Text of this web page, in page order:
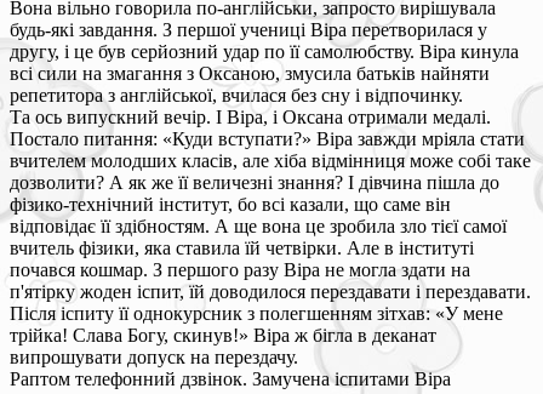
Вона вільно говорила по-англійськи, запросто вирішувала
будь-які завдання. З першої учениці Віра перетворилася у
другу, і це був серйозний удар по її самолюбству. Віра кинула
всі сили на змагання з Оксаною, змусила батьків найняти
репетитора з англійської, вчилася без сну і відпочинку.
Та ось випускний вечір. І Віра, і Оксана отримали медалі.
Постало питання: «Куди вступати?» Віра завжди мріяла стати
вчителем молодших класів, але хіба відмінниця може собі таке
дозволити? А як же її величезні знання? І дівчина пішла до
фізико-технічний інститут, бо всі казали, що саме він
відповідає її здібностям. А ще вона це зробила зло тієї самої
вчитель фізики, яка ставила їй четвірки. Але в інституті
почався кошмар. З першого разу Віра не могла здати на
п'ятірку жоден іспит, їй доводилося перездавати і перездавати.
Після іспиту її однокурсник з полегшенням зітхав: «У мене
трійка! Слава Богу, скинув!» Віра ж бігла в деканат
випрошувати допуск на перездачу.
Раптом телефонний дзвінок. Замучена іспитами Віра